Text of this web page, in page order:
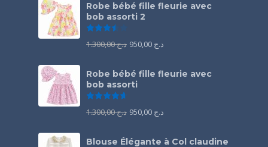
Robe bébé fille fleurie avec
bob assorti 2
د.ج1.300,00 د.ج
Robe bébé fille fleurie avec
bob assorti
د.ج1.300,00 د.ج
Blouse Élégante à Col claudine